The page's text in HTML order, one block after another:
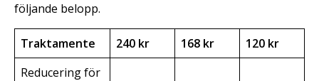
följande belopp.
Traktamente 240 kr 168 kr
120 kr
Reducering för